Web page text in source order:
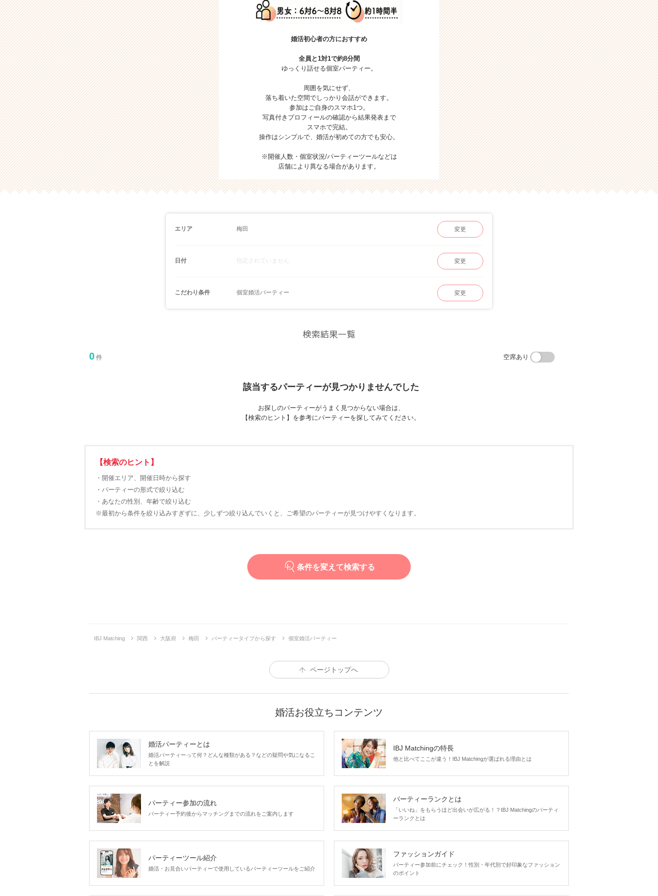
婚活初心者の方におすすめ
全員と1対1で約8分間
ゆっくり話せる個室パーティー。
周囲を気にせず、
落ち着いた空間でしっかり会話ができます。
参加はご自身のスマホ1つ。
写真付きプロフィールの確認から結果発表まで
スマホで完結。
操作はシンプルで、婚活が初めての方でも安心。
※開催人数・個室状況/パーティーツールなどは
店舗により異なる場合があります。
エリア 梅田 変更
日付 指定されていません 変更
こだわり条件 個室婚活パーティー 変更
検索結果一覧
0 件 空席あり
該当するパーティーが見つかりませんでした
お探しのパーティーがうまく見つからない場合は、
【検索のヒント】を参考にパーティーを探してみてください。
【検索のヒント】
・開催エリア、開催日時から探す
・パーティーの形式で絞り込む
・あなたの性別、年齢で絞り込む
※最初から条件を絞り込みすぎずに、少しずつ絞り込んでいくと、ご希望のパーティーが見つけやすくなります。
条件を変えて検索する
IBJ Matching 関西 大阪府 梅田 パーティータイプから探す 個室婚活パーティー
ページトップへ
婚活お役立ちコンテンツ
婚活パーティーとは
婚活パーティーって何？どんな種類がある？などの疑問や気になるこ
とを解説
IBJ Matchingの特長
他と比べてここが違う！IBJ Matchingが選ばれる理由とは
パーティー参加の流れ
パーティー予約後からマッチングまでの流れをご案内します
パーティーランクとは
「いいね」をもらうほど出会いが広がる！？IBJ Matchingのパーティ
ーランクとは
パーティーツール紹介
婚活・お見合いパーティーで使用しているパーティーツールをご紹介
ファッションガイド
パーティー参加前にチェック！性別・年代別で好印象なファッション
のポイント